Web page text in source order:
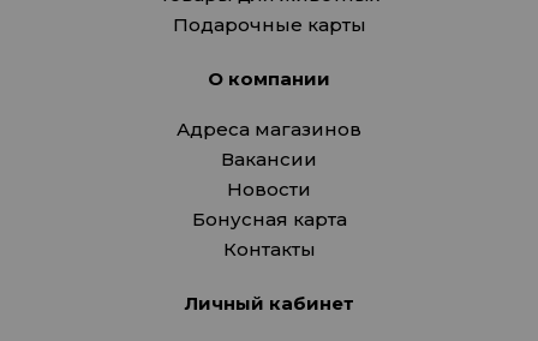
Подарочные карты
О компании
Адреса магазинов
Вакансии
Новости
Бонусная карта
Контакты
Личный кабинет